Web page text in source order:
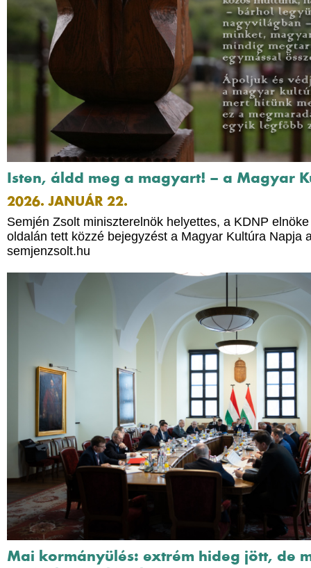
Isten, áldd meg a magyart! – a Magyar
2026. JANUÁR 22.
Semjén Zsolt miniszterelnök helyettes, a KDNP
oldalán tett közzé bejegyzést a Magyar Kultúra Napja
semjenzsolt.hu
Mai kormányülés: extrém hideg jött, de